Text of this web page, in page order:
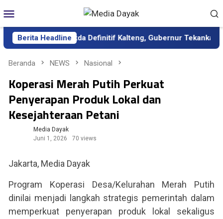
ke
kontenMobile
Berita Headline
sebagai Sekda Definitif Kalteng, Gubernur Tekankan Kerja
Beranda NEWS Nasional
Koperasi Merah Putih Perkuat
Penyerapan Produk Lokal dan
Kesejahteraan Petani
Media Dayak
Juni 1, 2026
70 views
Jakarta, Media Dayak
Program Koperasi Desa/Kelurahan Merah Putih
dinilai menjadi langkah strategis pemerintah dalam
memperkuat penyerapan produk lokal sekaligus